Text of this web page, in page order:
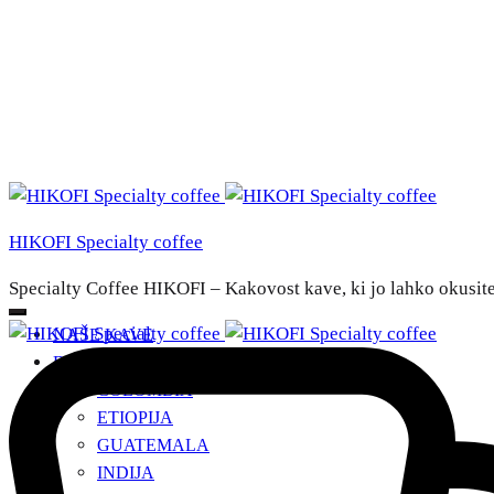
HIKOFI Specialty coffee
Specialty Coffee HIKOFI – Kakovost kave, ki jo lahko
NAŠE KAVE
DRŽAVE POREKLA
COLOMBIA
ETIOPIJA
GUATEMALA
INDIJA